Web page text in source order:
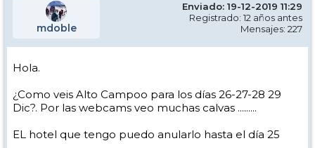
mdoble
Enviado: 19-12-2019 11:29
Registrado: 12 años antes
Mensajes: 227
Hola.
¿Como veis Alto Campoo para los días 26-27-28 29
Dic?. Por las webcams veo muchas calvas .........
EL hotel que tengo puedo anularlo hasta el día 25